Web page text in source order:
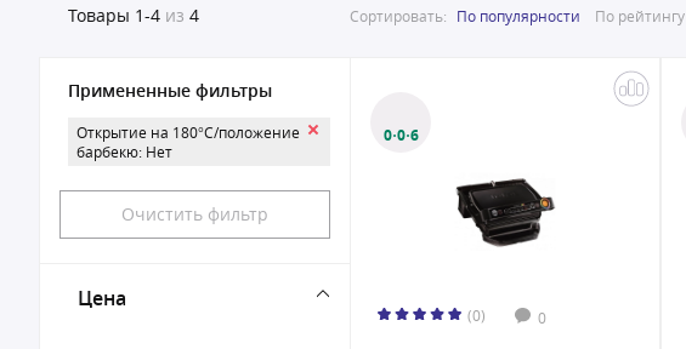
Товары 1-4 из 4 Сортировать: По популярности По рейтингу
Примененные фильтры
Открытие на 180°C/положение
барбекю: Нет
Очистить фильтр
Цена
0·0·6
(0) 0